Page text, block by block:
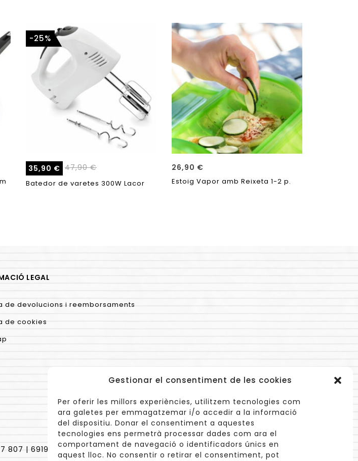
Gestionar el consentiment de les cookies
Per oferir les millors experiències, utilitzem tecnologies com
ara galetes per emmagatzemar i/o accedir a la informació
del dispositiu. Donar el consentiment a aquestes
tecnologies ens permetrà processar dades com ara el
comportament de navegació o identificadors únics en
aquest lloc. No consentir o retirar el consentiment, pot
-25%
47,90€
35,90 €
Batedor de varetes 300W Lacor
26,90 €
Estoig Vapor amb Reixeta 1-2 p.
LEGAL
de devolucions i reemborsaments
de cookies
807 | 691967537 info@cuinetes.shop